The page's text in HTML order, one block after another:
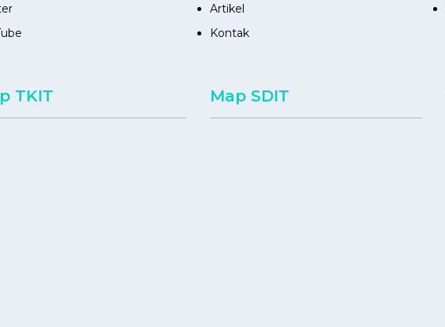
Artikel
Kontak
TKIT Map SDIT